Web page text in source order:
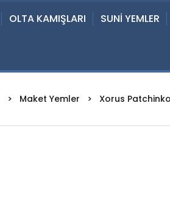
OLTA KAMIŞLARI SUNİ YEMLER
Maket Yemler Xorus